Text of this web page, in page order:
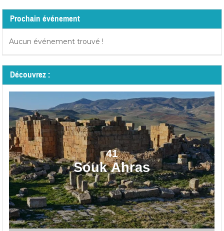
Prochain événement
Aucun événement trouvé !
Découvrez :
41
Souk Ahras